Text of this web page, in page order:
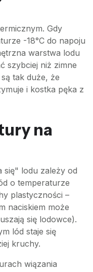
Gdy
-18°C do napoju
warstwa lodu
szybciej niż zimne
tak duże, że
i kostka pęka z
na
się" lodu zależy od
o temperaturze
plastyczności –
naciskiem może
się lodowce).
lód staje się
kruchy.
wiązania